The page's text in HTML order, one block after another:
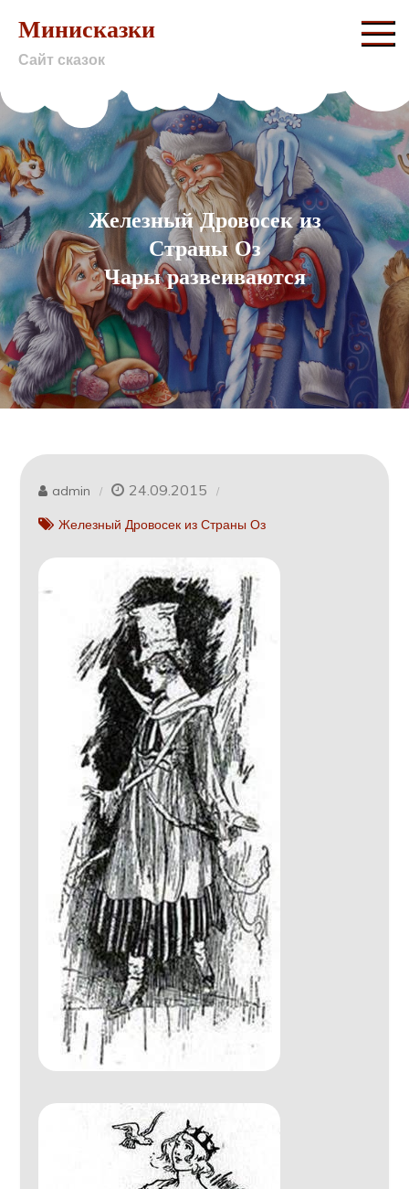
content
Минисказки
Сайт сказок
Железный Дровосек из
Страны Оз
Чары развеиваются
admin 24.09.2015
Железный Дровосек из Страны Оз